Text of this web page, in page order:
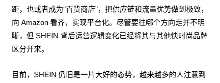
距，也或者成为“百货商店”，把供应链和流量优势做到极致，
向 Amazon 看齐，实现平台化。尽管要往哪个方向走并不明
晰，但 SHEIN 背后运营逻辑变化已经将其与其他快时尚品牌
区分开来。
目前，SHEIN 仍旧是一片大好的态势，越来越多的人注意到